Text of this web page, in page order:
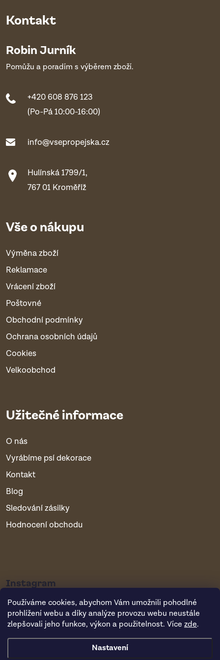
Používáme cookies, abychom Vám umožnili pohodlné
prohlížení webu a díky analýze provozu webu neustále
zlepšovali jeho funkce, výkon a použitelnost. Více zde.
Nastavení
Kontakt
Robin Jurník
Pomůžu a poradím s výběrem zboží.
+420 608 876 123
(Po-Pá 10:00-16:00)
info@vsepropejska.cz
Hulínská 1799/1,
767 01 Kroměříž
Vše o nákupu
Výměna zboží
Reklamace
Vrácení zboží
Poštovné
Obchodní podmínky
Ochrana osobních údajů
Cookies
Velkoobchod
Užitečné informace
O nás
Vyrábíme psí dekorace
Kontakt
Blog
Sledování zásilky
Hodnocení obchodu
Instagram